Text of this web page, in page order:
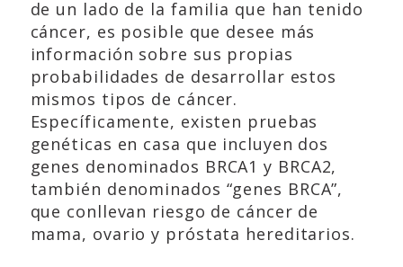
de un lado de la familia que han tenido
cáncer, es posible que desee más
información sobre sus propias
probabilidades de desarrollar estos
mismos tipos de cáncer.
Específicamente, existen pruebas
genéticas en casa que incluyen dos
genes denominados BRCA1 y BRCA2,
también denominados “genes BRCA”,
que conllevan riesgo de cáncer de
mama, ovario y próstata hereditarios.